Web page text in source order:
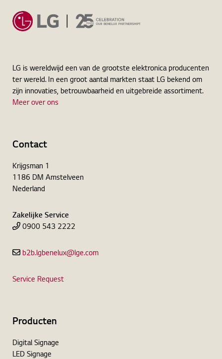
LG is wereldwijd een van de grootste elektronica producenten
ter wereld. In een groot aantal markten staat LG bekend om
zijn innovaties, betrouwbaarheid en uitgebreide assortiment.
Meer over ons
Contact
Krijgsman 1
1186 DM Amstelveen
Nederland
Zakelijke Service
0900 543 2222
b2b.lgbenelux@lge.com
Service Request
Producten
Digital Signage
LED Signage